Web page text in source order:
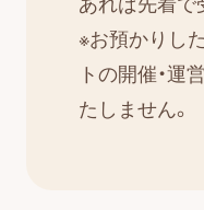
※お預かりし
トの開催・
たしません。